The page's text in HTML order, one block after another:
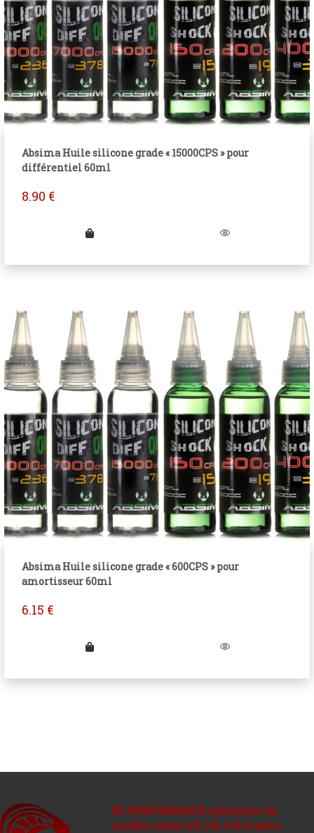
Absima Huile silicone grade « 15000CPS » pour
différentiel 60ml
8.90 €
Absima Huile silicone grade « 600CPS » pour
amortisseur 60ml
6.15 €
RC PERFORMANCE spécialiste du
modèle réduit 1/5, 1/8, 1/10 et autre.